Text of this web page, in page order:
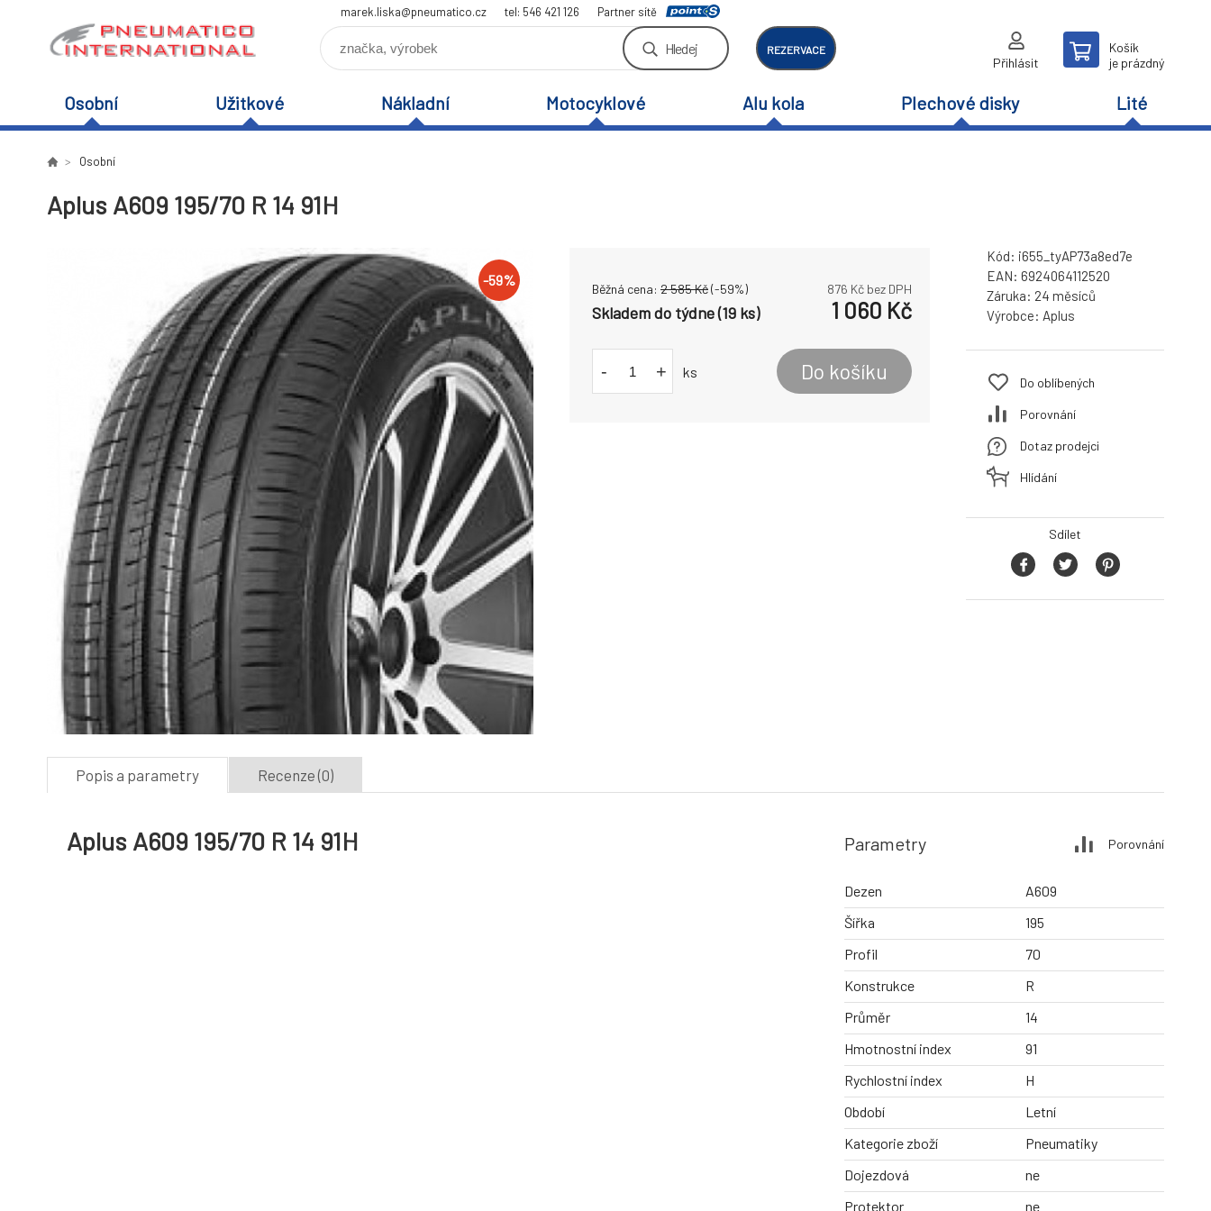
marek.liska@pneumatico.cz tel: 546 421 126 Partner sítě
Hledej REZERVACE
Přihlásit
Košík
je prázdný
Osobní Užitkové Nákladní Motocyklové Alu kola Plechové disky Lité
Osobní
Aplus A609 195/70 R 14 91H
-59%
Běžná cena: 2 585Kč(-59%) 876 Kč bez DPH
Skladem do týdne (19 ks) 1 060 Kč
- + ks Do košíku
Kód: i655_tyAP73a8ed7e
EAN: 6924064112520
Záruka: 24 měsíců
Výrobce: Aplus
Do oblíbených
Porovnání
Dotaz prodejci
Hlídání
Sdílet
Popis a parametry Recenze (0)
Aplus A609 195/70 R 14 91H Parametry Porovnání
Dezen
A609
Šířka
195
Profil
70
Konstrukce
R
Průměr
14
Hmotnostní index
91
Rychlostní index
H
Období
Letní
Kategorie zboží
Pneumatiky
Dojezdová
ne
Protektor
ne